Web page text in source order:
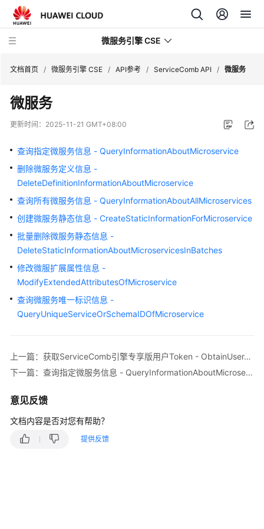
微服务引擎 CSE
最
新
态
产
品
介
计
费
说
明
快
速
用
指
最
文档首页 / 微服务引擎 CSE / API参考 / ServiceComb API / 微服务
微服务
更新时间： 2025-11-21 GMT+08:00
查询指定微服务信息 - QueryInformationAboutMicroservice
删除微服务定义信息 -
DeleteDefinitionInformationAboutMicroservice
查询所有微服务信息 - QueryInformationAboutAllMicroservices
创建微服务静态信息 - CreateStaticInformationForMicroservice
批量删除微服务静态信息 -
DeleteStaticInformationAboutMicroservicesInBatches
修改微服扩展属性信息 -
ModifyExtendedAttributesOfMicroservice
查询微服务唯一标识信息 -
QueryUniqueServiceOrSchemaIDOfMicroservice
上一篇：获取ServiceComb引擎专享版用户Token - ObtainUserTokenOfExclusiveMicroserviceEngine
下一篇：查询指定微服务信息 - QueryInformationAboutMicroservice
意见反馈
文档内容是否对您有帮助？
提供反馈